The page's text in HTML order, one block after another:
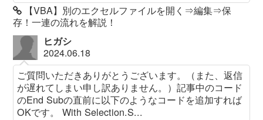
【VBA】別のエクセルファイルを開く⇒編集⇒保
存！一連の流れを解説！
ヒガシ
2024.06.18
ご質問いただきありがとうございます。（また、返信
が遅れてしまい申し訳ありません。）記事中のコード
のEnd Subの直前に以下のようなコードを追加すれば
OKです。 With Selection.S...